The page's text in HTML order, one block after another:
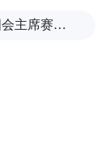
老挝国会主席赛宋蓬逝世